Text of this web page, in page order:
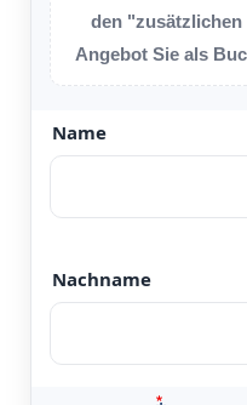
den
Angebot Sie als
Name
Nachname